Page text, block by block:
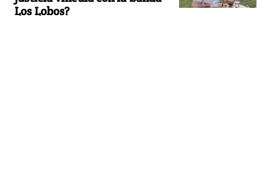
Los Lobos?